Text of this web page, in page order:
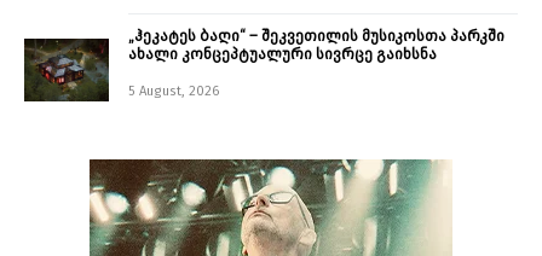
„ჰეკატეს ბაღი“ – შეკვეთილის მუსიკოსთა პარკში
ახალი კონცეპტუალური სივრცე გაიხსნა ￼
5 August, 2026